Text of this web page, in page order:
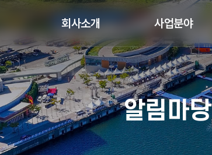
회사소개 사업분야
알림마당